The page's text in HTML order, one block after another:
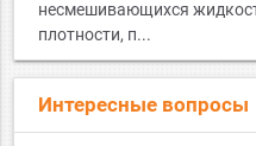
несмешивающихся
плотности, п...
Интересные вопросы